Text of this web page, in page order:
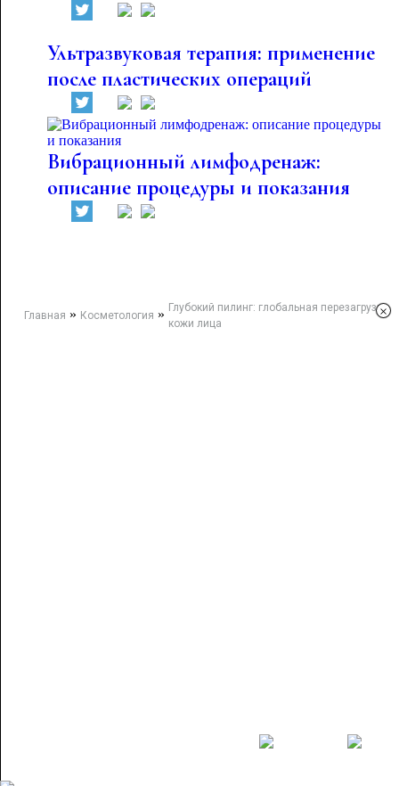
Ультразвуковая терапия: применение
после пластических операций
Вибрационный лимфодренаж:
описание процедуры и показания
Главная » Косметология » Глубокий пилинг: глобальная перезагрузка
кожи лица
×